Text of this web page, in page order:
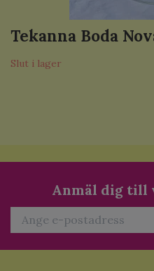
Tekanna Boda
Slut i lager
Anmäl dig till